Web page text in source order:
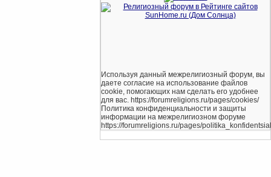
Используя данный межрелигиозный форум, вы
даете согласие на использование файлов
cookie, помогающих нам сделать его удобнее
для вас. https://forumreligions.ru/pages/cookies/
Политика конфиденциальности и защиты
информации на межрелигиозном форуме
https://forumreligions.ru/pages/